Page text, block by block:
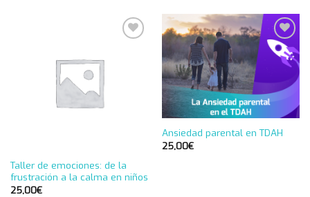
Taller de emociones: de la
frustración a la calma en niños
25,00€
Añadir
a la
lista de
Ansiedad parental en TDAH
25,00€